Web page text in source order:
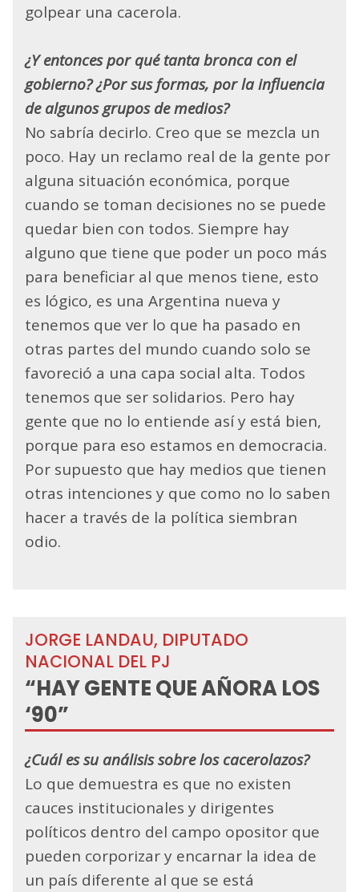
golpear una cacerola.
¿Y entonces por qué tanta bronca con el
gobierno? ¿Por sus formas, por la influencia
de algunos grupos de medios?
No sabría decirlo. Creo que se mezcla un
poco. Hay un reclamo real de la gente por
alguna situación económica, porque
cuando se toman decisiones no se puede
quedar bien con todos. Siempre hay
alguno que tiene que poder un poco más
para beneficiar al que menos tiene, esto
es lógico, es una Argentina nueva y
tenemos que ver lo que ha pasado en
otras partes del mundo cuando solo se
favoreció a una capa social alta. Todos
tenemos que ser solidarios. Pero hay
gente que no lo entiende así y está bien,
porque para eso estamos en democracia.
Por supuesto que hay medios que tienen
otras intenciones y que como no lo saben
hacer a través de la política siembran
odio.
JORGE LANDAU, DIPUTADO
NACIONAL DEL PJ
“HAY GENTE QUE AÑORA LOS
‘90”
¿Cuál es su análisis sobre los cacerolazos?
Lo que demuestra es que no existen
cauces institucionales y dirigentes
políticos dentro del campo opositor que
pueden corporizar y encarnar la idea de
un país diferente al que se está